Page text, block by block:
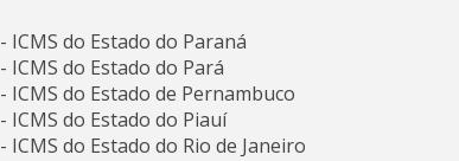
- ICMS do Estado do Paraná
- ICMS do Estado do Pará
- ICMS do Estado de Pernambuco
- ICMS do Estado do Piauí
- ICMS do Estado do Rio de Janeiro